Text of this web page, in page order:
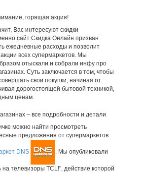
горящая акция!
Вас интересуют скидки
сайт Скидка Онлайн призван
ежедневные расходы и позволит
всех супермаркетов. Мы
отыскали и собрали инфу про
Суть заключается в том, чтобы
свои покупки, начиная от
дорогостоящей бытовой техникой,
ценам.
– все подробности и детали
можно найти просмотреть
предложения от супермаркетов
DNS . Мы опубликовали
телевизоры TCL!", действие которой